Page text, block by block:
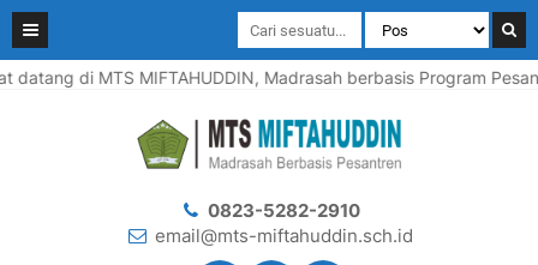
di MTS MIFTAHUDDIN, Madrasah berbasis Program
0823-5282-2910
email@mts-miftahuddin.sch.id